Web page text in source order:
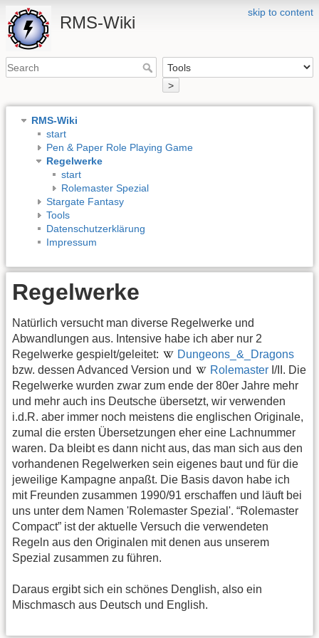
skip to content
RMS-Wiki
>
RMS-Wiki
start
Pen & Paper Role Playing Game
Regelwerke
start
Rolemaster Spezial
Stargate Fantasy
Tools
Datenschutzerklärung
Impressum
Regelwerke
Natürlich versucht man diverse Regelwerke und
Abwandlungen aus. Intensive habe ich aber nur 2
Regelwerke gespielt/geleitet:
Dungeons_&_Dragons
bzw. dessen Advanced Version und
Rolemaster I/II. Die
Regelwerke wurden zwar zum ende der 80er Jahre mehr
und mehr auch ins Deutsche übersetzt, wir verwenden
i.d.R. aber immer noch meistens die englischen Originale,
zumal die ersten Übersetzungen eher eine Lachnummer
waren. Da bleibt es dann nicht aus, das man sich aus den
vorhandenen Regelwerken sein eigenes baut und für die
jeweilige Kampagne anpaßt. Die Basis davon habe ich
mit Freunden zusammen 1990/91 erschaffen und läuft bei
uns unter dem Namen 'Rolemaster Spezial'. “Rolemaster
Compact” ist der aktuelle Versuch die verwendeten
Regeln aus den Originalen mit denen aus unserem
Spezial zusammen zu führen.
Daraus ergibt sich ein schönes Denglish, also ein
Mischmasch aus Deutsch und English.